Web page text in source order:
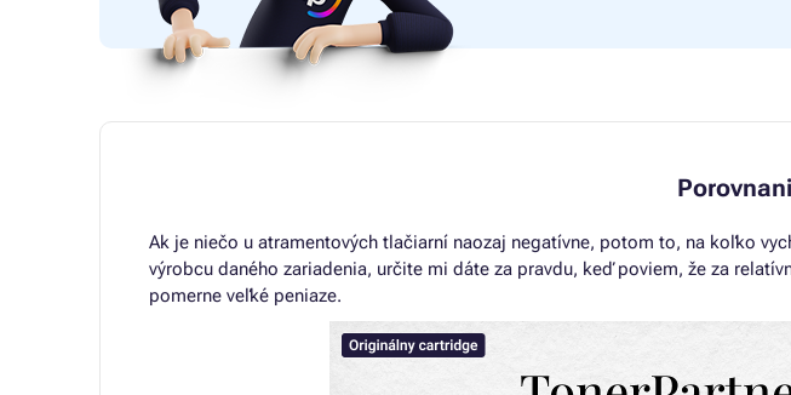
Ak je niečo u atramentových tlačiarní naozaj negatívne, potom to, na koľko
výrobcu daného zariadenia, určite mi dáte za pravdu, keď poviem, že za
pomerne veľké peniaze.